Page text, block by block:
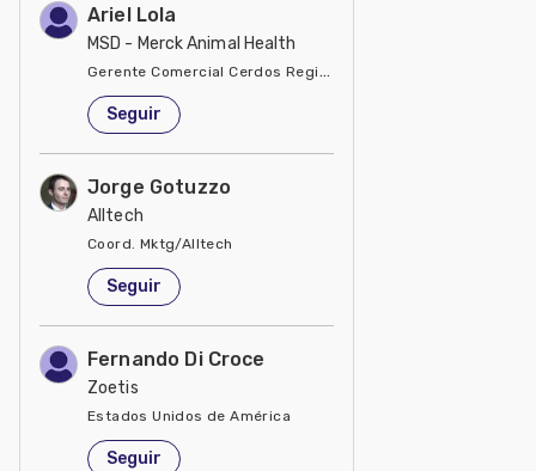
Ariel Lola
MSD - Merck Animal Health
Gerente Comercial Cerdos Región Sur
Estados Unidos de América
Seguir
Jorge Gotuzzo
Alltech
Coord. Mktg/Alltech
Estados Unidos de América
Seguir
Fernando Di Croce
Zoetis
Estados Unidos de América
Seguir